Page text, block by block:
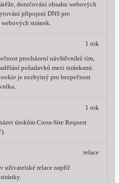
doručování obsahu webových
připojení DNS pro
stránek.
procházení návštěvníků tím,
požadavků mezi stránkami.
je nezbytný pro bezpečnost
1 rok
útokům Cross-Site Request
1 rok
uživatelské relace napříč
relace